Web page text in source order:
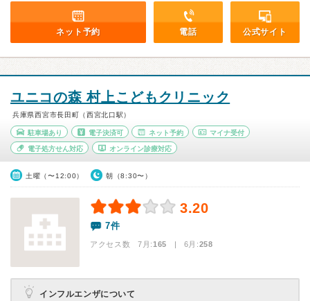
ネット予約 電話 公式サイト
ユニコの森 村上こどもクリニック
兵庫県西宮市長田町（西宮北口駅）
駐車場あり 電子決済可 ネット予約 マイナ受付
電子処方せん対応 オンライン診療対応
土曜（〜12:00） 朝（8:30〜）
3.20
7件
アクセス数 7月:165 | 6月:258
インフルエンザについて